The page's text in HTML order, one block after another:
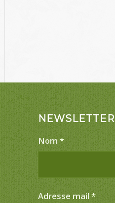
NEWSLETTER
Nom*
Adresse mail*